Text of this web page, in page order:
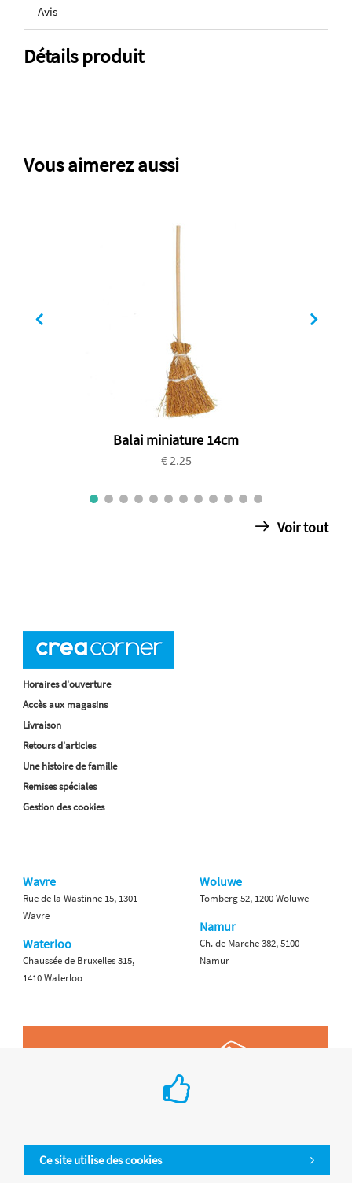
Avis
Détails produit
Vous aimerez aussi
Balai miniature 14cm
€ 2.25
Voir tout
Ce site utilise des cookies
Horaires d'ouverture
Accès aux magasins
Livraison
Retours d'articles
Une histoire de famille
Remises spéciales
Gestion des cookies
Wavre
Rue de la Wastinne 15, 1301
Wavre
Waterloo
Chaussée de Bruxelles 315,
1410 Waterloo
Woluwe
Tomberg 52, 1200 Woluwe
Namur
Ch. de Marche 382, 5100
Namur